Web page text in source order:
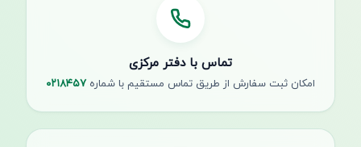
تماس با دفتر مرکزی
امکان ثبت سفارش از طریق تماس مستقیم با شماره ۰۲۱۸۴۵۷